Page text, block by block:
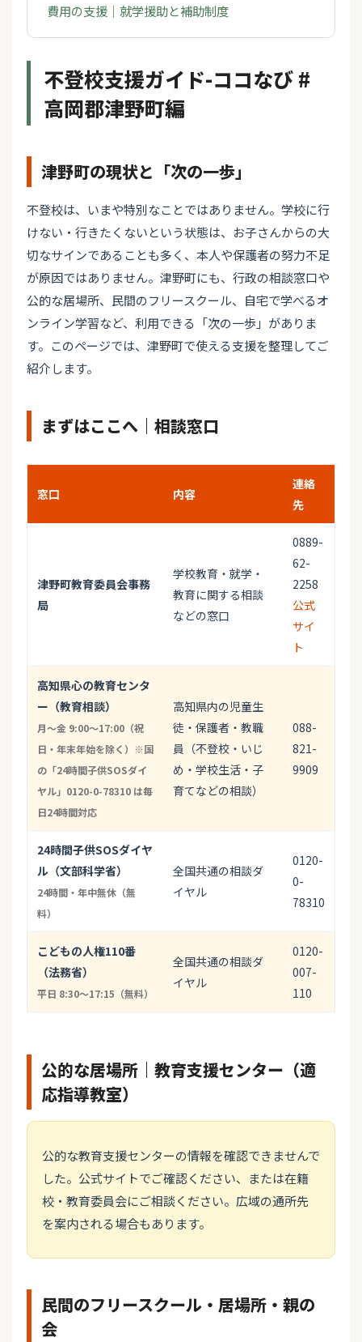
費用の支援｜就学援助と補助制度
不登校支援ガイド-ココなび #
高岡郡津野町編
津野町の現状と「次の一歩」
不登校は、いまや特別なことではありません。学校に行
けない・行きたくないという状態は、お子さんからの大
切なサインであることも多く、本人や保護者の努力不足
が原因ではありません。津野町にも、行政の相談窓口や
公的な居場所、民間のフリースクール、自宅で学べるオ
ンライン学習など、利用できる「次の一歩」がありま
す。このページでは、津野町で使える支援を整理してご
紹介します。
まずはここへ｜相談窓口
窓口 内容
連絡
先
津野町教育委員会事務
局
学校教育・就学・
教育に関する相談
などの窓口
0889-
62-
2258
公式
サイ
ト
高知県心の教育センタ
ー（教育相談）
月〜金 9:00〜17:00（祝
日・年末年始を除く）※国
の「24時間子供SOSダイ
ヤル」0120-0-78310 は毎
日24時間対応
高知県内の児童生
徒・保護者・教職
員（不登校・いじ
め・学校生活・子
育てなどの相談）
088-
821-
9909
24時間子供SOSダイヤ
ル（文部科学省）
24時間・年中無休（無
料）
全国共通の相談ダ
イヤル
0120-
0-
78310
こどもの人権110番
（法務省）
平日 8:30〜17:15（無料）
全国共通の相談ダ
イヤル
0120-
007-
110
公的な居場所｜教育支援センター（適
応指導教室）
公的な教育支援センターの情報を確認できませんで
した。公式サイトでご確認ください、または在籍
校・教育委員会にご相談ください。広域の通所先
を案内される場合もあります。
民間のフリースクール・居場所・親の
会